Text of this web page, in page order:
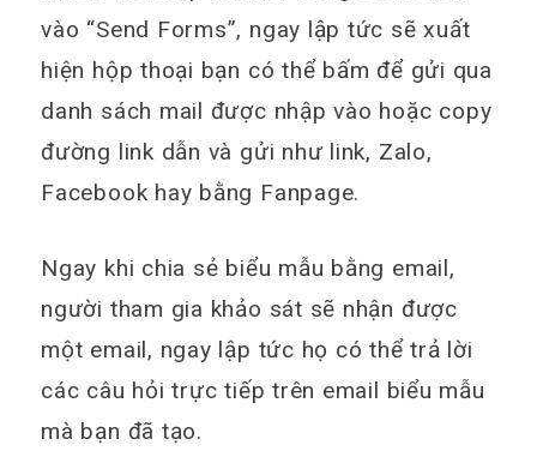
vào “Send Forms”, ngay lập tức sẽ xuất
hiện hộp thoại bạn có thể bấm để gửi qua
danh sách mail được nhập vào hoặc copy
đường link dẫn và gửi như link, Zalo,
Facebook hay bằng Fanpage.
Ngay khi chia sẻ biểu mẫu bằng email,
người tham gia khảo sát sẽ nhận được
một email, ngay lập tức họ có thể trả lời
các câu hỏi trực tiếp trên email biểu mẫu
mà bạn đã tạo.